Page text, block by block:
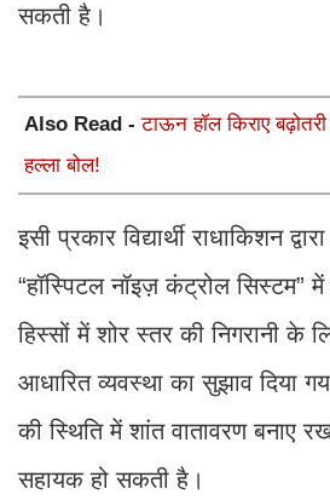
सकती है।
Also Read -टाऊन हॉल किराए
हल्ला बोल!
इसी प्रकार विद्यार्थी राधाकिशन
“हॉस्पिटल नॉइज़ कंट्रोल सिस्टम”
हिस्सों में शोर स्तर की निगरानी के
आधारित व्यवस्था का सुझाव दिया
की स्थिति में शांत वातावरण बनाए
सहायक हो सकती है।